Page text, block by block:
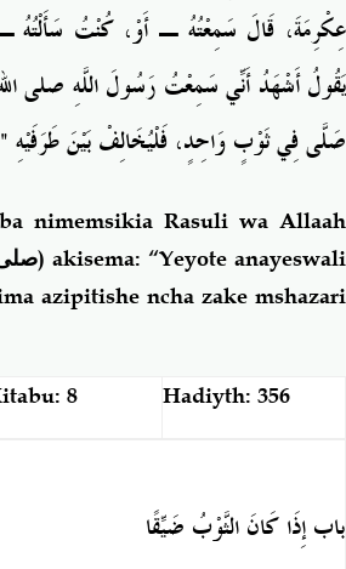
عِكْرِمَةَ، قَالَ سَمِعْتُهُ ـ أَوْ، كُنْتُ سَأَلْتُهُ
يَقُولُ أَشْهَدُ أَنِّي سَمِعْتُ رَسُولَ اللَّهِ صلى
صَلَّى فِي ثَوْبٍ وَاحِدٍ، فَلْيُخَالِفْ بَيْنَ طَرَفَيْهِ ‏"
nimemsikia Rasuli wa Allaah
صلى) akisema: “Yeyote anayeswali
azipitishe ncha zake mshazari
8 Hadiyth: 356
باب إِذَا كَانَ الثَّوْبُ ضَيِّقًا